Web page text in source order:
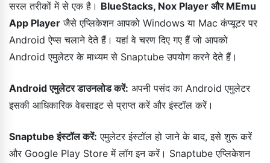
सरल तरीकों में से एक है। BlueStacks, Nox Player और MEmu
App Player जैसे एप्लिकेशन आपको Windows या Mac कंप्यूटर पर
Android ऐप्स चलाने देते हैं। यहां वे चरण दिए गए हैं जो आपको
Android एमुलेटर के माध्यम से Snaptube उपयोग करने देते हैं।
Android एमुलेटर डाउनलोड करें: अपनी पसंद का Android एमुलेटर
इसकी आधिकारिक वेबसाइट से प्राप्त करें और इंस्टॉल करें।
Snaptube इंस्टॉल करें: एमुलेटर इंस्टॉल हो जाने के बाद, इसे शुरू करें
और Google Play Store में लॉग इन करें। Snaptube एप्लिकेशन